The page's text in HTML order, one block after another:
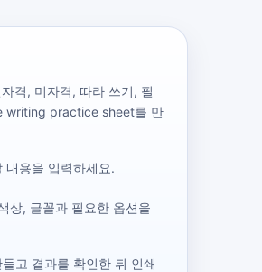
격, 미자격, 따라 쓰기, 필
writing practice sheet를 만
내용을 입력하세요.
상, 글꼴과 필요한 옵션을
고 결과를 확인한 뒤 인쇄